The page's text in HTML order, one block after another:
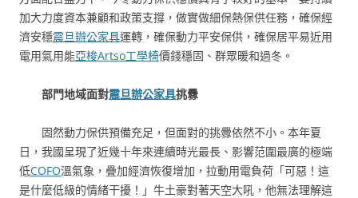
加大力度資本兼顧和政策支撐，做實做細保熱保供任務，確保經
濟安穩震旦辦公家具運轉，確保動力平安保供，確保居平易近用
電用氣用能亞梭Artso工學椅價錢穩固、群眾暖和過冬。
部門地域面對震旦辦公家具挑釁
固然動力保供預備充足，但面對的挑釁依然不小。本年夏
日，我國呈現了近幾十年來連續時光最長、影響范圍最廣的極端
低COFO溫氣象，疊加經濟恢復增加，拉動用電負荷「可惡！這
是什麼低級的情緒干擾！」牛土豪對著天空大吼，他無法理解這